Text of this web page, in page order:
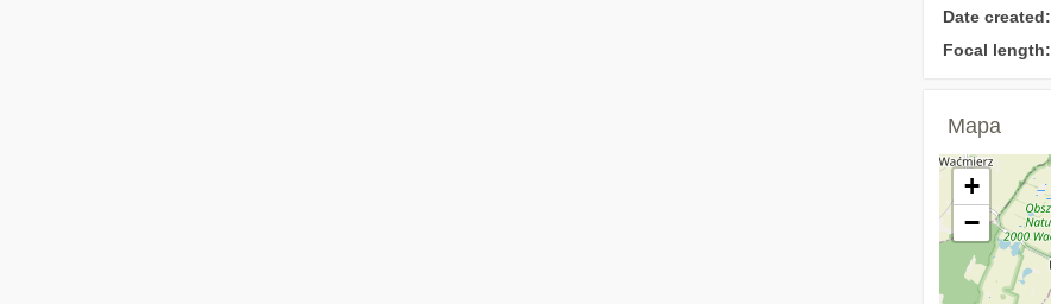
Date created:
Focal length:
Mapa
+
−